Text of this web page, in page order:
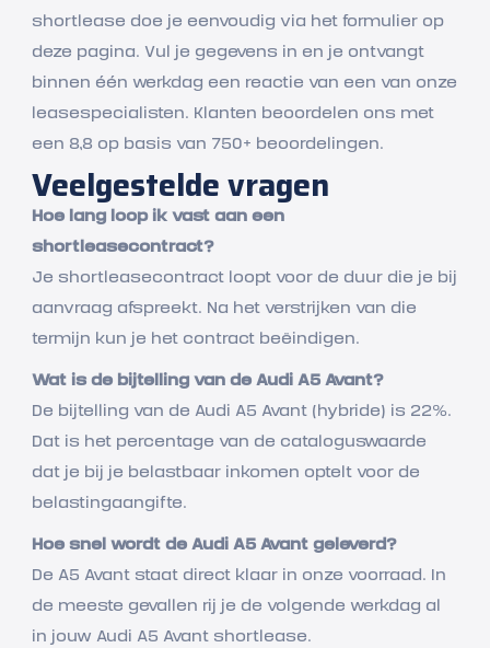
shortlease doe je eenvoudig via het formulier op
deze pagina. Vul je gegevens in en je ontvangt
binnen één werkdag een reactie van een van onze
leasespecialisten. Klanten beoordelen ons met
een 8,8 op basis van 750+ beoordelingen.
Veelgestelde vragen
Hoe lang loop ik vast aan een
shortleasecontract?
Je shortleasecontract loopt voor de duur die je bij
aanvraag afspreekt. Na het verstrijken van die
termijn kun je het contract beëindigen.
Wat is de bijtelling van de Audi A5 Avant?
De bijtelling van de Audi A5 Avant (hybride) is 22%.
Dat is het percentage van de cataloguswaarde
dat je bij je belastbaar inkomen optelt voor de
belastingaangifte.
Hoe snel wordt de Audi A5 Avant geleverd?
De A5 Avant staat direct klaar in onze voorraad. In
de meeste gevallen rij je de volgende werkdag al
in jouw Audi A5 Avant shortlease.